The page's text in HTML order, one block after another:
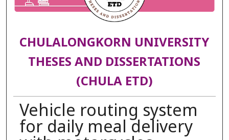
CHULALONGKORN UNIVERSITY
THESES AND DISSERTATIONS
(CHULA ETD)
Vehicle routing system
for daily meal delivery